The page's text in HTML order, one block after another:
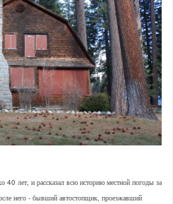
40 лет, и рассказал всю историю местной погоды за
него - бывший автостопщик, проезжавший